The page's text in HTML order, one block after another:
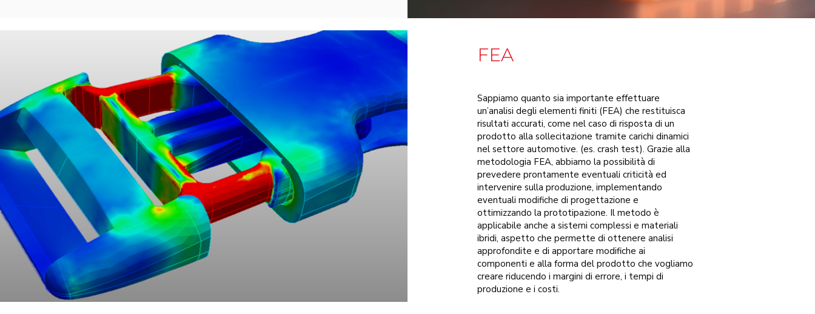
FEA
Sappiamo quanto sia importante effettuare
un’analisi degli elementi finiti (FEA) che restituisca
risultati accurati, come nel caso di risposta di un
prodotto alla sollecitazione tramite carichi dinamici
nel settore automotive. (es. crash test). Grazie alla
metodologia FEA, abbiamo la possibilità di
prevedere prontamente eventuali criticità ed
intervenire sulla produzione, implementando
eventuali modifiche di progettazione e
ottimizzando la prototipazione. Il metodo è
applicabile anche a sistemi complessi e materiali
ibridi, aspetto che permette di ottenere analisi
approfondite e di apportare modifiche ai
componenti e alla forma del prodotto che vogliamo
creare riducendo i margini di errore, i tempi di
produzione e i costi.